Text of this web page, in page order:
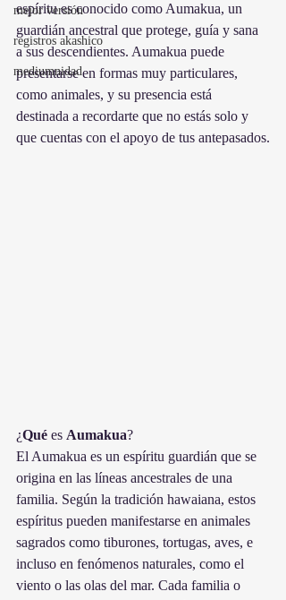
mejor versión
registros akashico
mediumnidad
espíritu es conocido como Aumakua, un
guardián ancestral que protege, guía y sana
a sus descendientes. Aumakua puede
presentarse en formas muy particulares,
como animales, y su presencia está
destinada a recordarte que no estás solo y
que cuentas con el apoyo de tus antepasados.
¿Qué es Aumakua?
El Aumakua es un espíritu guardián que se
origina en las líneas ancestrales de una
familia. Según la tradición hawaiana, estos
espíritus pueden manifestarse en animales
sagrados como tiburones, tortugas, aves, e
incluso en fenómenos naturales, como el
viento o las olas del mar. Cada familia o